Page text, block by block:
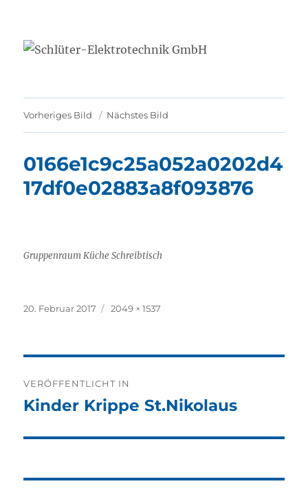
Schlüter-Elektrotechnik GmbH
Vorheriges Bild Nächstes Bild
0166e1c9c25a052a0202d4
17df0e02883a8f093876
Gruppenraum Küche Schreibtisch
Veröffentlicht
20. Februar 2017 Originalgröße
2049 × 1537
VERÖFFENTLICHT IN
Kinder Krippe St.Nikolaus